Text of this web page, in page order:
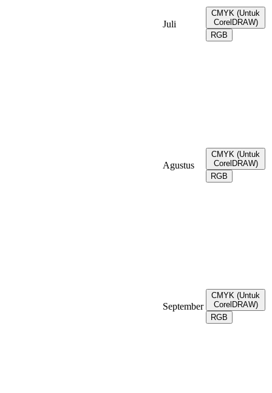
Juli
CMYK (Untuk
CorelDRAW)
RGB
Agustus
CMYK (Untuk
CorelDRAW)
RGB
September
CMYK (Untuk
CorelDRAW)
RGB